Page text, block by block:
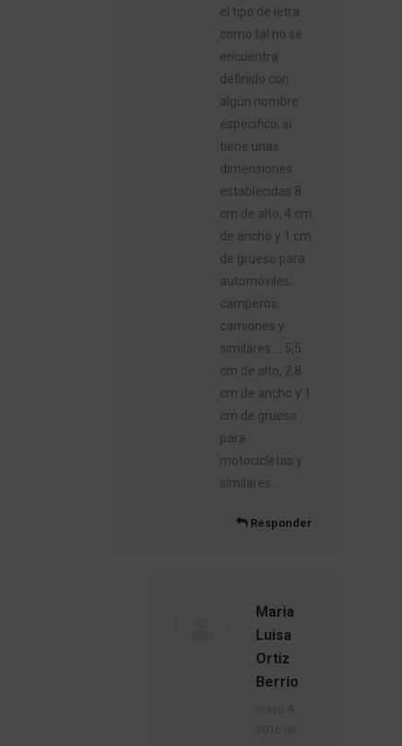
el tipo de letra
como tal no se
encuentra
definido con
algún nombre
especifico, si
tiene unas
dimensiones
establecidas 8
cm de alto, 4 cm
de ancho y 1 cm
de grueso para
automóviles;
camperos,
camiones y
similares…. 5,5
cm de alto, 2,8
cm de ancho y 1
cm de grueso
para
motocicletas y
similares….
Responder
Maria
Luisa
Ortiz
Berrio